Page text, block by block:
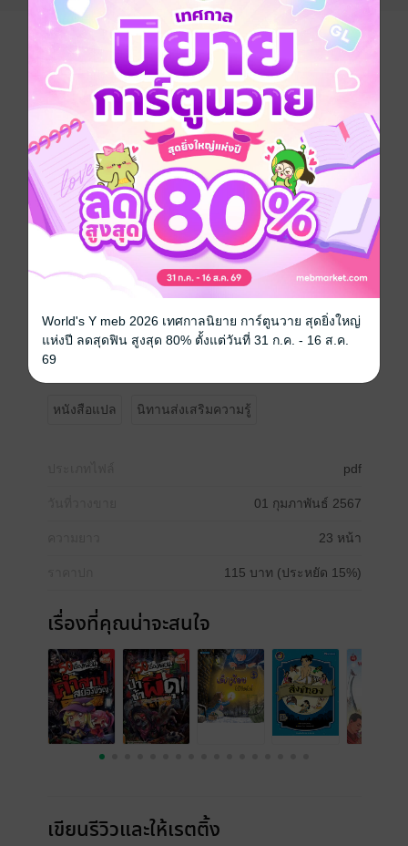
อยากได้ ซื้อเป็นของขวัญ ติดตาม
เด็ก ๆ ชวนกันไปเล่นที่สนามเด็กเล่น ทั้งหมดเล่นเครื่อง
เล่นอย่างสนุกสนานกระรอกน้อยเล่นไม้กระดานหกแล้วไป
เล่นกระดานลื่น ฮิปโปน้อยกำลังปีนกระดานลื่นขึ้นไป หมู
น้อยวิ่งไปขวางหน้าชิงช้าที่กระต่ายน้อยเล่นอยู่ ต่อมา
กระต่ายน้อยกับกระรอกน้อยเล่นไม้กระดานหก จู่ ๆ
กระรอกน้อยก็ลุกออกไป ฮิปโปน้อยเล่นม้าหมุนอยู่ แต่ใช้มือ
จับไว้แค่ข้างเดียว กระต่ายน้อยกับกระรอกน้อยทะเลาะกัน
ตอนเล่นก่อปราสาททราย กระรอกน้อยปาทรายใส่กระต่าย
กระโดดลงมา ส่วนกระต่ายน้อยก็ปีนขึ้นไปแล้วโหนด้วย
มือข้างเดียว เพื่อน ๆ ต่างช่วยกันตักเตือนกันจนสามารถ
เล่นกันในสนามเด็กเล่นได้อย่างปลอดภัย
หนังสือแปล นิทานส่งเสริมความรู้
pdf
01 กุมภาพันธ์ 2567
23 หน้า
115 บาท (ประหยัด 15%)
เรื่องที่คุณน่าจะสนใจ
เขียนรีวิวและให้เรตติ้ง
World's Y meb 2026 เทศกาลนิยาย การ์ตูนวาย สุดยิ่งใหญ่
แห่งปี ลดสุดฟิน สูงสุด 80% ตั้งแต่วันที่ 31 ก.ค. - 16 ส.ค.
69